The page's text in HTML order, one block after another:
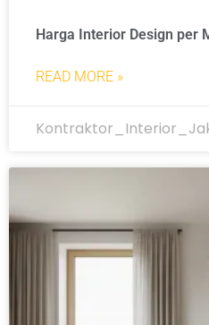
Harga Interior Design per
READ MORE »